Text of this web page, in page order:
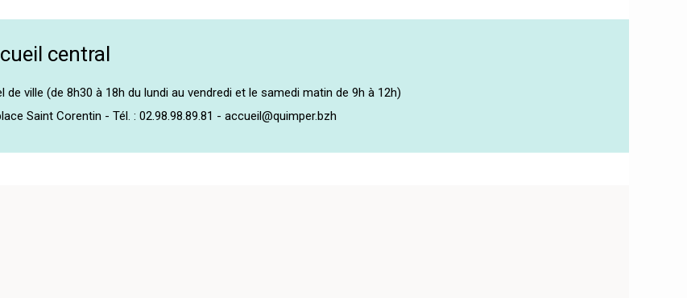
central
de ville (de 8h30 à 18h du lundi au vendredi et le samedi matin de 9h à 12h)
Saint Corentin - Tél. : 02.98.98.89.81 - accueil@quimper.bzh